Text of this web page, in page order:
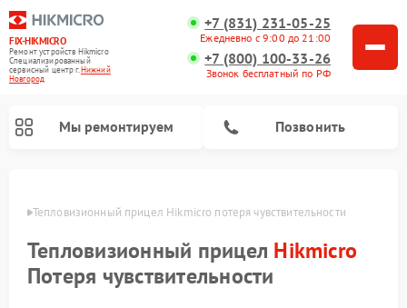
FIX-HIKMICRO
Ремонт устройств Hikmicro
Специализированный
cервисный центр г.Нижний
Новгород
+7 (831) 231-05-25
Ежедневно с 9:00 до 21:00
+7 (800) 100-33-26
Звонок бесплатный по РФ
Мы ремонтируем Позвонить
Тепловизионный прицел Hikmicro потеря чувствительности
Тепловизионный прицел Hikmicro
Потеря чувствительности